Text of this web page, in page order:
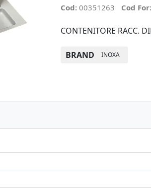
Cod: 00351263 Cod For:
CONTENITORE RACC.
BRAND INOXA